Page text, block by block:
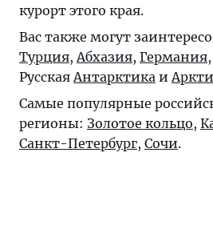
курорт этого края.
Вас также могут
Турция, Абхазия, Германия,
Русская Антарктика и
Самые популярные
регионы: Золотое кольцо,
Санкт-Петербург, Сочи.